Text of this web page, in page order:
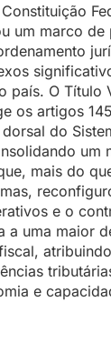
um marco de
país. O Título
os artigos
do
um
mais do
e o
a uma maior
e